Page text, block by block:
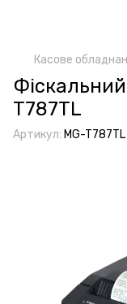
Касове
T787TL
Артикул: MG-T787TL